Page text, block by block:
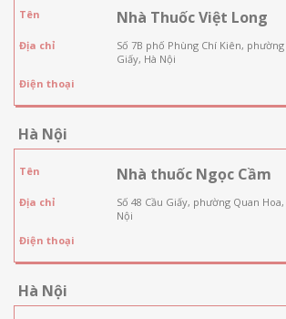
Tên Nhà Thuốc Việt Long
Địa chỉ
Số 7B phố Phùng Chí Kiên,
Giấy, Hà Nội
Điện thoại
Hà Nội
Tên Nhà thuốc Ngọc Cầm
Địa chỉ
Số 48 Cầu Giấy, phường Quan
Nội
Điện thoại
Hà Nội